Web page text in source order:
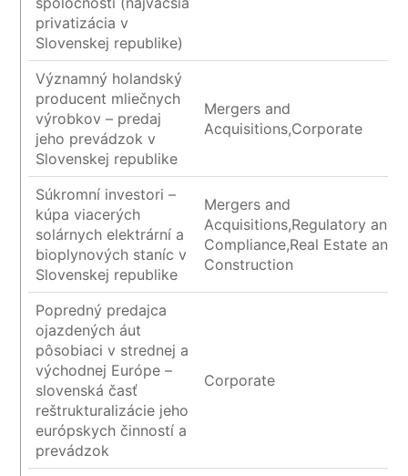
privatizácia v
Slovenskej republike)
Významný holandský
producent mliečnych
výrobkov – predaj
jeho prevádzok v
Slovenskej republike
Mergers and
Acquisitions,Corporate
Súkromní investori –
kúpa viacerých
solárnych elektrární a
bioplynových staníc v
Slovenskej republike
Mergers and
Acquisitions,Regulatory and
Compliance,Real Estate and
Construction
Popredný predajca
ojazdených áut
pôsobiaci v strednej a
východnej Európe –
slovenská časť
reštrukturalizácie jeho
európskych činností a
prevádzok
Corporate